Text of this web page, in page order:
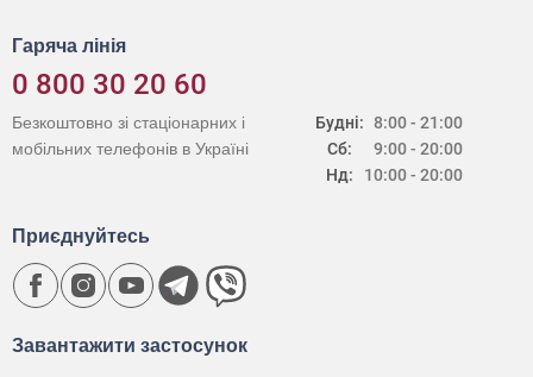
Гаряча лінія
0 800 30 20 60
Будні:
Сб:
Нд:
8:00 - 21:00
9:00 - 20:00
10:00 - 20:00
Безкоштовно зі стаціонарних і
мобільних телефонів в Україні
Завантажити застосунок
Приєднуйтесь